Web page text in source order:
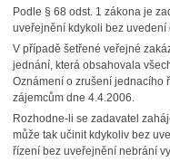
Podle § 68 odst. 1 zákona je
uveřejnění kdykoli bez uvedení
V případě šetřené veřejné
jednání, která obsahovala
Oznámení o zrušení jednacího
zájemcům dne 4.4.2006.
Rozhodne-li se zadavatel
může tak učinit kdykoliv bez
řízení bez uveřejnění nebrání